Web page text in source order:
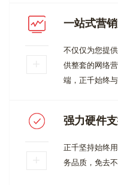
一站式营
不仅仅为您提
供整套的网络
端，正千始终
强力硬件
正千坚持始终
务品质，免去不